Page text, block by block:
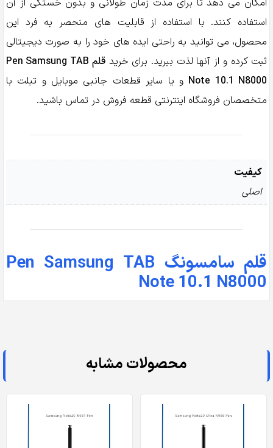
استفاده کنند. با استفاده از قابلیت‌ های منحصر به‌ فرد این
محصول، می‌ توانید به راحتی ایده‌ های خود را به صورت دیجیتالی
ثبت کرده و از آنها لذت ببرید. برای خرید
قلم Pen Samsung TAB
Note 10.1 N8000 و یا سایر قطعات جانبی موبایل و تبلت با
متخصصان فروشگاه اینترنتی قطعه فروش در تماس باشید.
کیفیت
اصلی
قلم سامسونگ Pen Samsung TAB
Note 10.1 N8000
محصولات مشابه